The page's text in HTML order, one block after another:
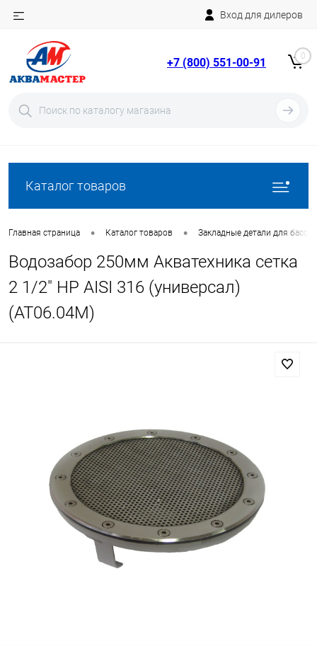
Вход для дилеров
+7 (800) 551-00-91 0
Каталог товаров
Главная страница • Каталог товаров • Закладные детали для
Водозабор 250мм Акватехника сетка
2 1/2" НР AISI 316 (универсал)
(AT06.04M)